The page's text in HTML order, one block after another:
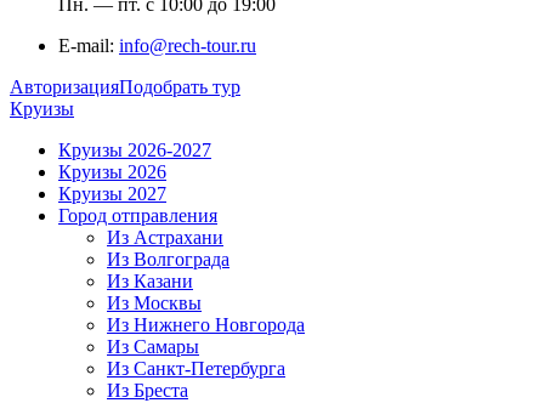
Пн. — пт. с 10:00 до 19:00
E-mail: info@rech-tour.ru
АвторизацияПодобрать тур
Круизы
Круизы 2026-2027
Круизы 2026
Круизы 2027
Город отправления
Из Астрахани
Из Волгограда
Из Казани
Из Москвы
Из Нижнего Новгорода
Из Самары
Из Санкт-Петербурга
Из Бреста